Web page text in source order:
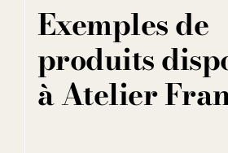
Exemples de
produits
à Atelier